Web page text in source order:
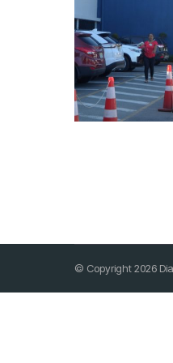
© Copyright 2026